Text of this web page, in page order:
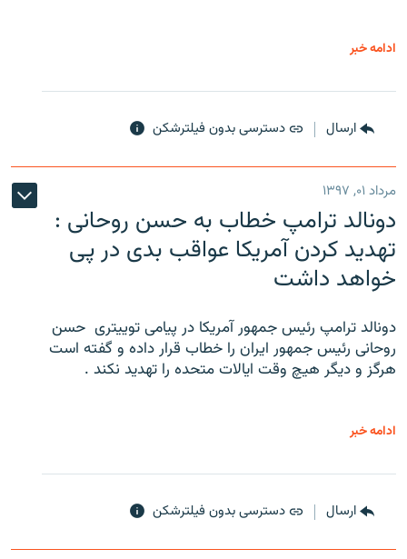
ادامه خبر
ارسال دسترسی بدون فیلترشکن
مرداد ۰۱, ۱۳۹۷
دونالد ترامپ خطاب به حسن روحانی :
تهدید کردن آمریکا عواقب بدی در پی
خواهد داشت
دونالد ترامپ رئیس جمهور آمریکا در پیامی توییتری ‌ حسن
روحانی رئیس جمهور ایران را خطاب قرار داده و گفته است
هرگز و دیگر هیچ وقت ایالات متحده را تهدید نکند .
ادامه خبر
ارسال دسترسی بدون فیلترشکن